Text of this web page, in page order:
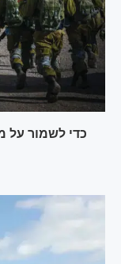
כדי לשמור על